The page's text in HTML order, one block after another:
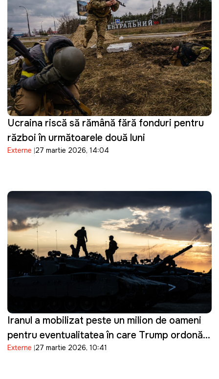
Ucraina riscă să rămână fără fonduri pentru
război în următoarele două luni
Externe 27 martie 2026, 14:04
Iranul a mobilizat peste un milion de oameni
pentru eventualitatea în care Trump ordonă o
invazie terestră
Externe 27 martie 2026, 10:41